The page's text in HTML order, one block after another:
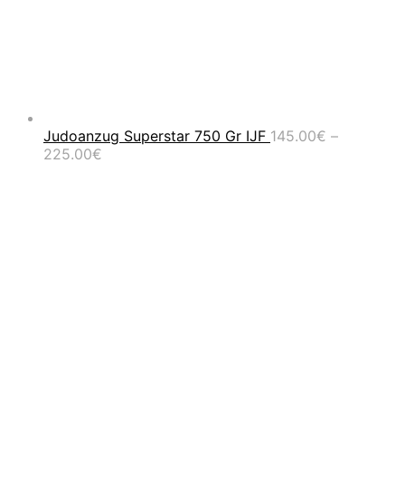
Judoanzug Superstar 750 Gr IJF 145.00€ –
225.00€